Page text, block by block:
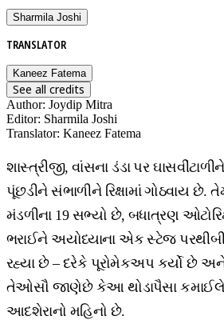
Sharmila Joshi
TRANSLATOR
Kaneez Fatema
See all credits
Author: Joydip Mitra
Editor: Sharmila Joshi
Translator: Kaneez Fatema
શાસ્ત્રીજી, વાંસના ડંડા પર
પૂંછડીને સંભાળીને રિક્ષામાં ગોઠવાય છે.
મંડળીના 19 સભ્યો છે, બધાત્રણ
ભરાઈને અયોધ્યાના એક સ્ટેજ
રહ્યા છે – દરેકે પૂરોમેકઅપ કર્યો છે
તેઓસૌ જાણેછે કેઆ થોડાપૈસા
આદશેરાનો મહિનો છે.